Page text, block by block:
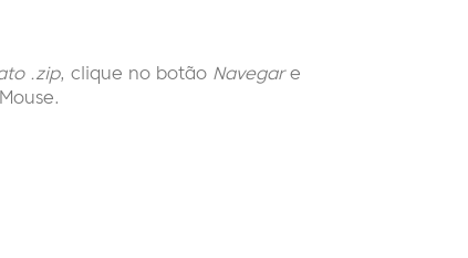
.zip, clique no botão Navegare